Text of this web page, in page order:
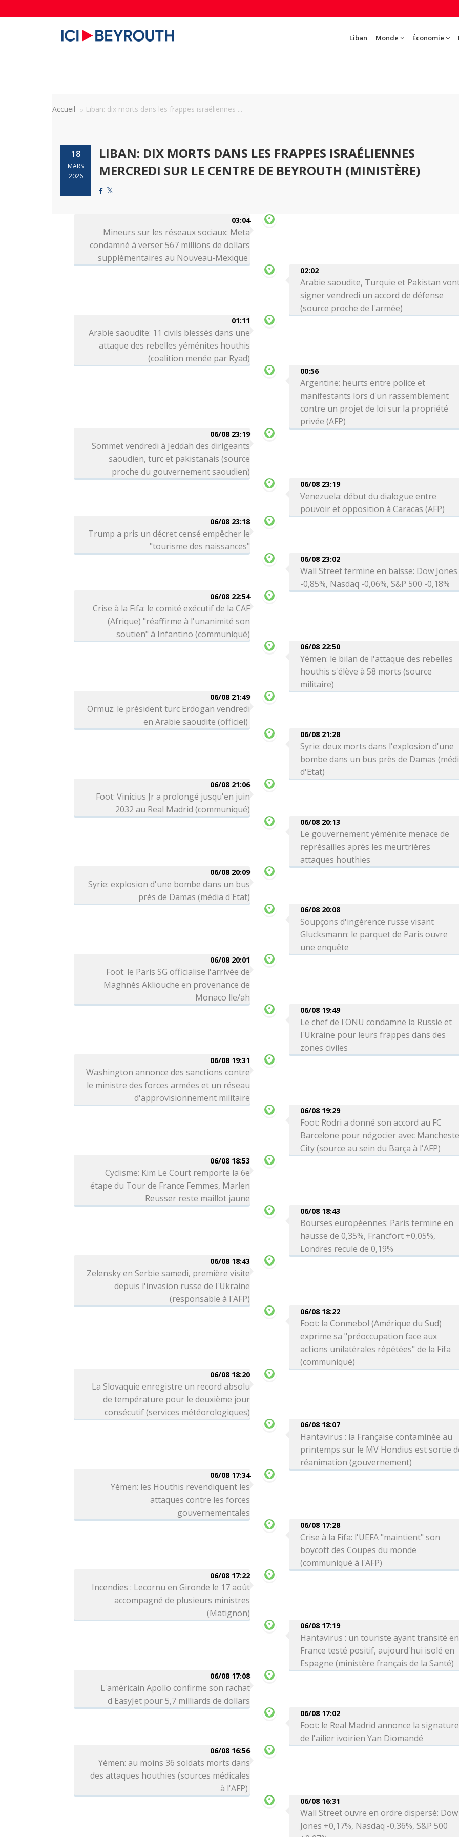
Liban Monde Économie
Accueil Liban: dix morts dans les frappes israéliennes ...
18
MARS
2026
LIBAN: DIX MORTS DANS LES FRAPPES ISRAÉLIENNES
MERCREDI SUR LE CENTRE DE BEYROUTH (MINISTÈRE)
03:04
Mineurs sur les réseaux sociaux: Meta
condamné à verser 567 millions de dollars
supplémentaires au Nouveau-Mexique
02:02
Arabie saoudite, Turquie et Pakistan
signer vendredi un accord de défense
(source proche de l'armée)
01:11
Arabie saoudite: 11 civils blessés dans une
attaque des rebelles yéménites houthis
(coalition menée par Ryad)
00:56
Argentine: heurts entre police et
manifestants lors d'un rassemblement
contre un projet de loi sur la propriété
privée (AFP)
06/08 23:19
Sommet vendredi à Jeddah des dirigeants
saoudien, turc et pakistanais (source
proche du gouvernement saoudien)
06/08 23:19
Venezuela: début du dialogue entre
pouvoir et opposition à Caracas (AFP)
06/08 23:18
Trump a pris un décret censé empêcher le
"tourisme des naissances"
06/08 23:02
Wall Street termine en baisse: Dow Jones
-0,85%, Nasdaq -0,06%, S&P 500 -0,18%
06/08 22:54
Crise à la Fifa: le comité exécutif de la CAF
(Afrique) "réaffirme à l'unanimité son
soutien" à Infantino (communiqué)
06/08 22:50
Yémen: le bilan de l'attaque des rebelles
houthis s'élève à 58 morts (source
militaire)
06/08 21:49
Ormuz: le président turc Erdogan vendredi
en Arabie saoudite (officiel)
06/08 21:28
Syrie: deux morts dans l'explosion d'une
bombe dans un bus près de Damas
d'Etat)
06/08 21:06
Foot: Vinicius Jr a prolongé jusqu'en juin
2032 au Real Madrid (communiqué)
06/08 20:13
Le gouvernement yéménite menace de
représailles après les meurtrières
attaques houthies
06/08 20:09
Syrie: explosion d'une bombe dans un bus
près de Damas (média d'Etat)
06/08 20:08
Soupçons d'ingérence russe visant
Glucksmann: le parquet de Paris ouvre
une enquête
06/08 20:01
Foot: le Paris SG officialise l'arrivée de
Maghnès Akliouche en provenance de
Monaco lle/ah
06/08 19:49
Le chef de l'ONU condamne la Russie et
l'Ukraine pour leurs frappes dans des
zones civiles
06/08 19:31
Washington annonce des sanctions contre
le ministre des forces armées et un réseau
d'approvisionnement militaire
06/08 19:29
Foot: Rodri a donné son accord au FC
Barcelone pour négocier avec
City (source au sein du Barça à l'AFP)
06/08 18:53
Cyclisme: Kim Le Court remporte la 6e
étape du Tour de France Femmes, Marlen
Reusser reste maillot jaune
06/08 18:43
Bourses européennes: Paris termine en
hausse de 0,35%, Francfort +0,05%,
Londres recule de 0,19%
06/08 18:43
Zelensky en Serbie samedi, première visite
depuis l'invasion russe de l'Ukraine
(responsable à l'AFP)
06/08 18:22
Foot: la Conmebol (Amérique du Sud)
exprime sa "préoccupation face aux
actions unilatérales répétées" de la Fifa
(communiqué)
06/08 18:20
La Slovaquie enregistre un record absolu
de température pour le deuxième jour
consécutif (services météorologiques)
06/08 18:07
Hantavirus : la Française contaminée au
printemps sur le MV Hondius est sortie
réanimation (gouvernement)
06/08 17:34
Yémen: les Houthis revendiquent les
attaques contre les forces
gouvernementales
06/08 17:28
Crise à la Fifa: l'UEFA "maintient" son
boycott des Coupes du monde
(communiqué à l'AFP)
06/08 17:22
Incendies : Lecornu en Gironde le 17 août
accompagné de plusieurs ministres
(Matignon)
06/08 17:19
Hantavirus : un touriste ayant transité en
France testé positif, aujourd'hui isolé en
Espagne (ministère français de la Santé)
06/08 17:08
L'américain Apollo confirme son rachat
d'EasyJet pour 5,7 milliards de dollars
06/08 17:02
Foot: le Real Madrid annonce la signature
de l'ailier ivoirien Yan Diomandé
06/08 16:56
Yémen: au moins 36 soldats morts dans
des attaques houthies (sources médicales
à l'AFP)
06/08 16:31
Wall Street ouvre en ordre dispersé: Dow
Jones +0,17%, Nasdaq -0,36%, S&P 500